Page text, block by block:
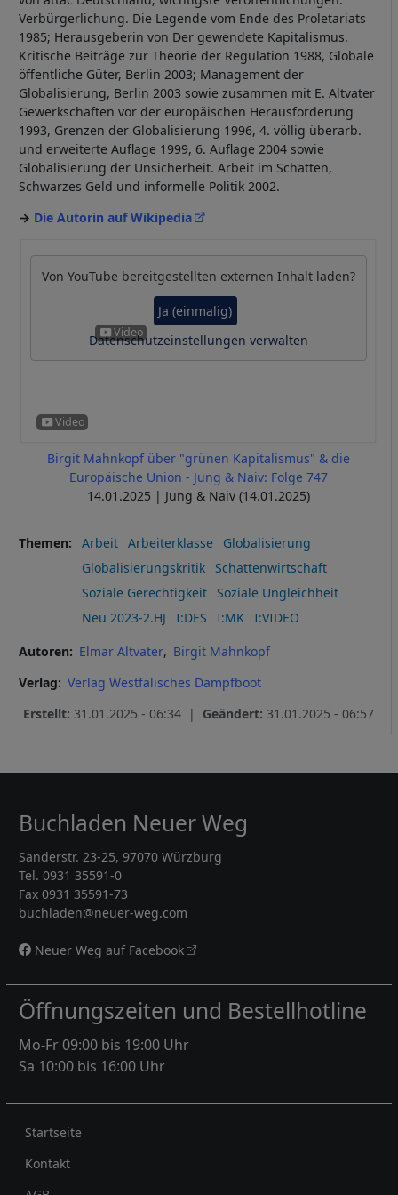
Verbürgerlichung. Die Legende vom Ende des Proletariats
1985; Herausgeberin von Der gewendete Kapitalismus.
Kritische Beiträge zur Theorie der Regulation 1988, Globale
öffentliche Güter, Berlin 2003; Management der
Globalisierung, Berlin 2003 sowie zusammen mit E. Altvater
Gewerkschaften vor der europäischen Herausforderung
1993, Grenzen der Globalisierung 1996, 4. völlig überarb.
und erweiterte Auflage 1999, 6. Auflage 2004 sowie
Globalisierung der Unsicherheit. Arbeit im Schatten,
Schwarzes Geld und informelle Politik 2002.
Die Autorin auf Wikipedia
Von YouTube bereitgestellten externen Inhalt laden?
Ja (einmalig)
Datenschutzeinstellungen verwalten
Birgit Mahnkopf über "grünen Kapitalismus" & die
Europäische Union - Jung & Naiv: Folge 747
14.01.2025 | Jung & Naiv (14.01.2025)
Themen Arbeit Arbeiterklasse
Globalisierung
Globalisierungskritik
Schattenwirtschaft
Soziale Gerechtigkeit
Soziale Ungleichheit
Neu 2023-2.HJ
I:DES I:MK I:VIDEO
Autoren Elmar Altvater
Birgit Mahnkopf
Verlag
Verlag Westfälisches Dampfboot
Erstellt: 31.01.2025 - 06:34 | Geändert: 31.01.2025 - 06:57
Buchladen Neuer Weg
Sanderstr. 23-25, 97070 Würzburg
Tel. 0931 35591-0
Fax 0931 35591-73
buchladen@neuer-weg.com
Neuer Weg auf Facebook
Öffnungszeiten und Bestellhotline
Mo-Fr 09:00 bis 19:00 Uhr
Sa 10:00 bis 16:00 Uhr
Rechtliches
Startseite
Kontakt